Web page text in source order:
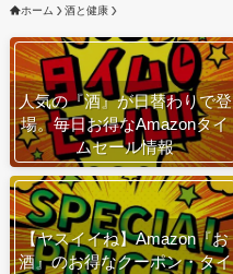
ホーム 酒と健康
人気の『酒』が日替わりで登
場。毎日お得なAmazonタイ
ムセール情報
【ヤスイイね】Amazon『お
酒』のお得なクーポン・タイ